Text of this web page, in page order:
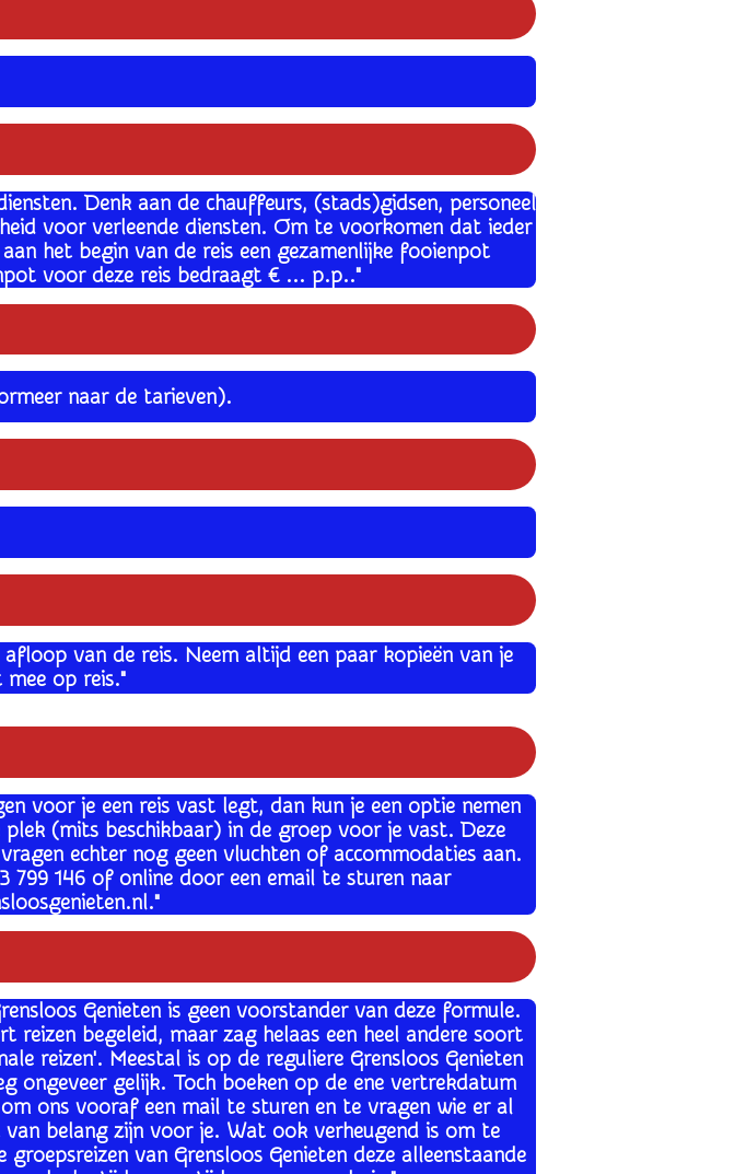
Denk aan de chauffeurs, (stads)gidsen, personeel
voor verleende diensten. Om te voorkomen dat ieder
het begin van de reis een gezamenlijke fooienpot
voor deze reis bedraagt € ... p.p.."
naar de tarieven).
van de reis. Neem altijd een paar kopieën van je
op reis."
voor je een reis vast legt, dan kun je een optie nemen
(mits beschikbaar) in de groep voor je vast. Deze
echter nog geen vluchten of accommodaties aan.
146 of online door een email te sturen naar
Genieten is geen voorstander van deze formule.
begeleid, maar zag helaas een heel andere soort
reizen'. Meestal is op de reguliere Grensloos Genieten
ongeveer gelijk. Toch boeken op de ene vertrekdatum
ons vooraf een mail te sturen en te vragen wie er al
belang zijn voor je. Wat ook verheugend is om te
van Grensloos Genieten deze alleenstaande